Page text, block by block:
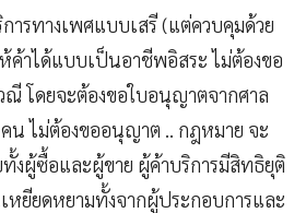
ารทางเพศแบบเสรี (แต่ควบคุมด้วย
ค้าได้แบบเป็นอาชีพอิสระ ไม่ต้องขอ
โดยจะต้องขอใบอนุญาตจากศาล
น ไม่ต้องขออนุญาต .. กฎหมาย จะ
งผู้ซื้อและผู้ขาย ผู้ค้าบริการมีสิทธิยุติ
หยียดหยามทั้งจากผู้ประกอบการและ